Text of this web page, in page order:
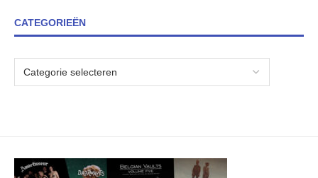
CATEGORIEËN